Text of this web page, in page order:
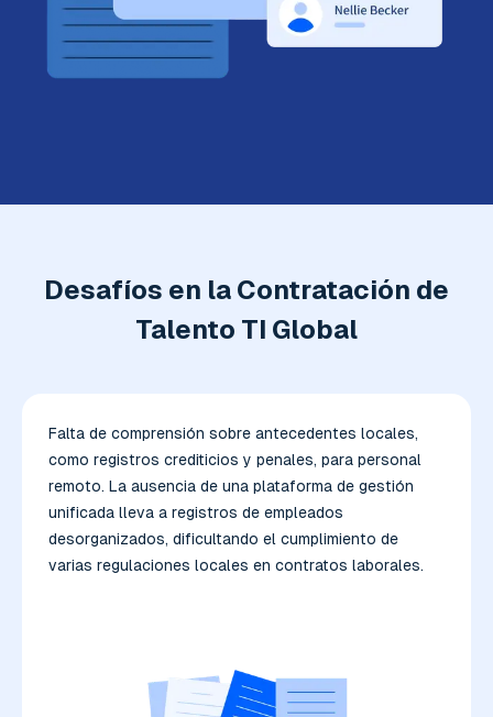
Desafíos en la Contratación de
Talento TI Global
Falta de comprensión sobre antecedentes locales,
como registros crediticios y penales, para personal
remoto. La ausencia de una plataforma de gestión
unificada lleva a registros de empleados
desorganizados, dificultando el cumplimiento de
varias regulaciones locales en contratos laborales.